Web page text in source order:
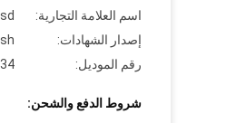
اسم العلامة التجارية:
إصدار الشهادات:
رقم الموديل:
شروط الدفع والشحن: